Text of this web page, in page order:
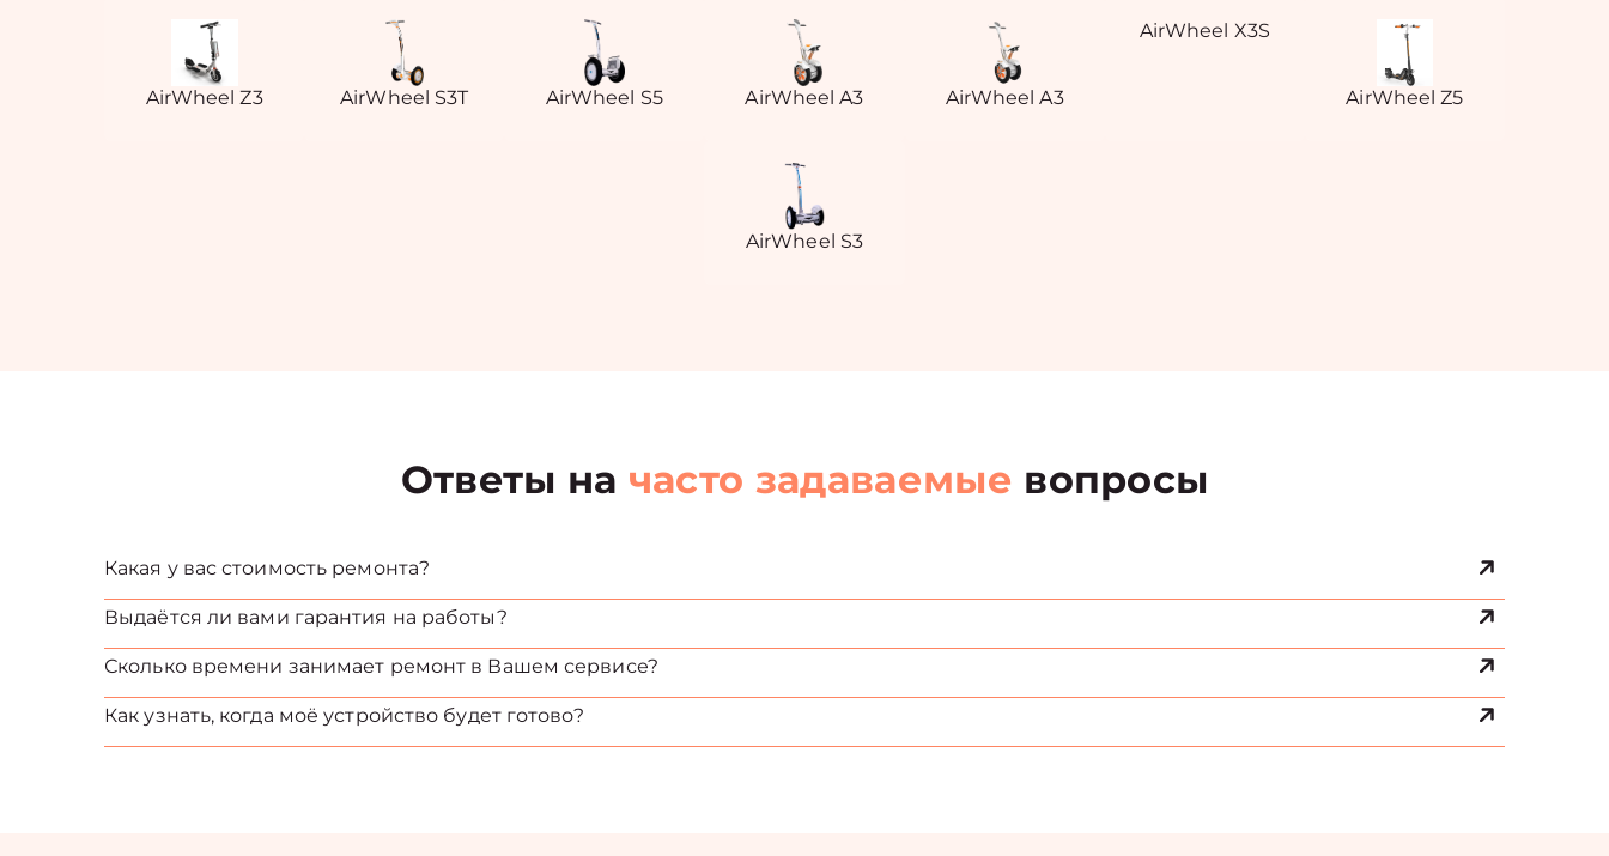
AirWheel Z3 AirWheel S3T AirWheel S5 AirWheel A3 AirWheel A3
AirWheel X3S
AirWheel Z5
AirWheel S3
Ответы на часто задаваемые вопросы
Какая у вас стоимость ремонта?
Выдаётся ли вами гарантия на работы?
Сколько времени занимает ремонт в Вашем сервисе?
Как узнать, когда моё устройство будет готово?